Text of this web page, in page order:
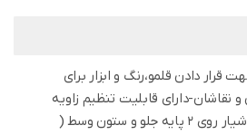
قرار دادن قلمو،رنگ و ابزار برای
نقاشان-دارای قابلیت تنظیم زاویه
توسط پایه پشتی-دارای شیار روی 2 پایه جلو و ستون وسط (